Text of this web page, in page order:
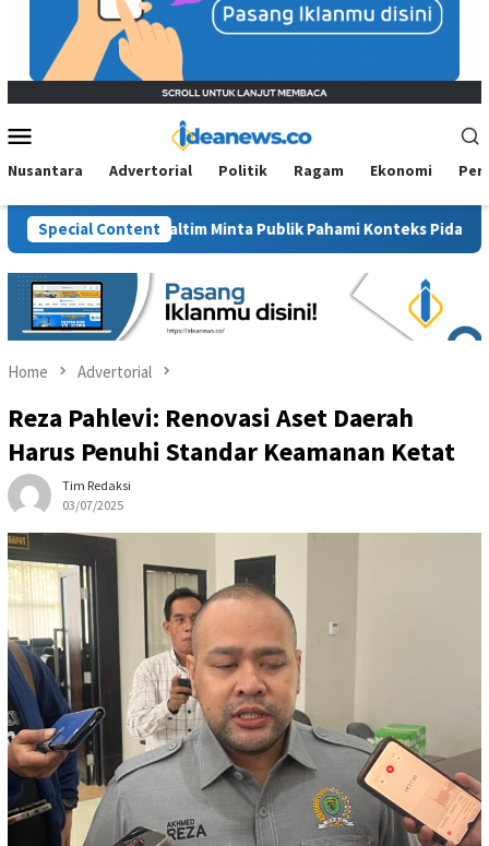
Menu
Nusantara Advertorial Politik Ragam Ekonomi
Special Content
PAN Kaltim Minta Publik Pahami Konteks Pidato Secara Utuh
Home Advertorial
Reza Pahlevi: Renovasi Aset Daerah
Harus Penuhi Standar Keamanan Ketat
Tim Redaksi
03/07/2025